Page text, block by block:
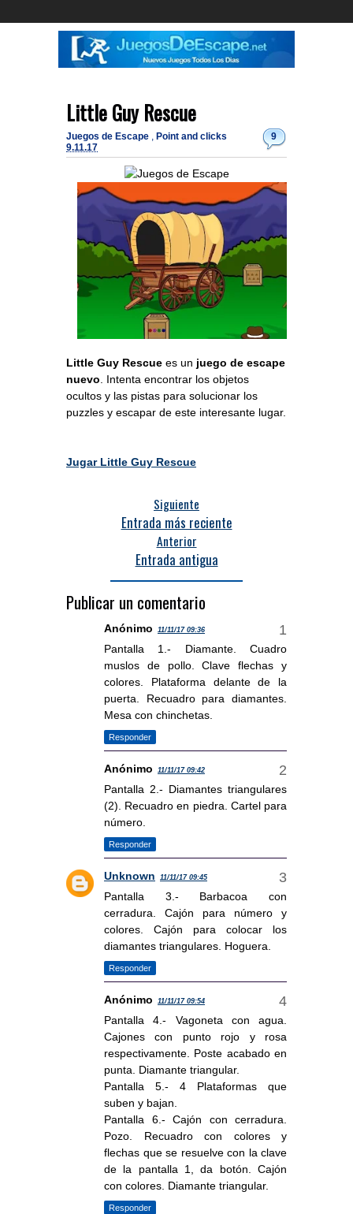
Little Guy Rescue
9
Juegos de Escape , Point and clicks
9.11.17
Little Guy Rescue es un juego de escape
nuevo . Intenta encontrar los objetos
ocultos y las pistas para solucionar los
puzzles y escapar de este interesante lugar.
Jugar Little Guy Rescue
Siguiente
Entrada más reciente
Anterior
Entrada antigua
Publicar un comentario
Anónimo 11/11/17 09:36
Pantalla 1.- Diamante. Cuadro
muslos de pollo. Clave flechas y
colores. Plataforma delante de la
puerta. Recuadro para diamantes.
Mesa con chinchetas.
Responder
Anónimo 11/11/17 09:42
Pantalla 2.- Diamantes triangulares
(2). Recuadro en piedra. Cartel para
número.
Responder
Unknown 11/11/17 09:45
Pantalla 3.- Barbacoa con
cerradura. Cajón para número y
colores. Cajón para colocar los
diamantes triangulares. Hoguera.
Responder
Anónimo 11/11/17 09:54
Pantalla 4.- Vagoneta con agua.
Cajones con punto rojo y rosa
respectivamente. Poste acabado en
punta. Diamante triangular.
Pantalla 5.- 4 Plataformas que
suben y bajan.
Pantalla 6.- Cajón con cerradura.
Pozo. Recuadro con colores y
flechas que se resuelve con la clave
de la pantalla 1, da botón. Cajón
con colores. Diamante triangular.
Responder